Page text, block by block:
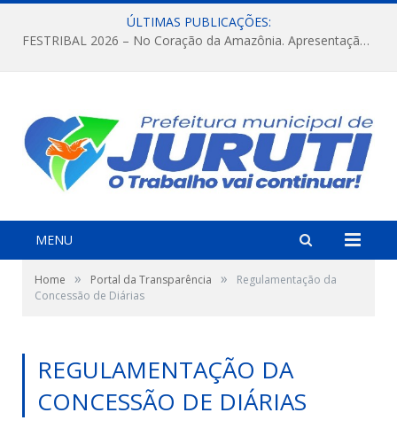
ÚLTIMAS PUBLICAÇÕES:
FESTRIBAL 2026 – No Coração da Amazônia. Apresentação da Munduruku.
MENU
Home » Portal da Transparência »
Regulamentação da
Concessão de Diárias
REGULAMENTAÇÃO DA
CONCESSÃO DE DIÁRIAS